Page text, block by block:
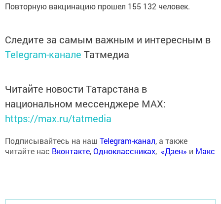
Повторную вакцинацию прошел 155 132 человек.
Следите за самым важным и интересным в
Telegram-канале Татмедиа
Читайте новости Татарстана в
национальном мессенджере MАХ:
https://max.ru/tatmedia
Подписывайтесь на наш Telegram-канал, а также
читайте нас Вконтакте,Одноклассниках, «Дзен» и Макс